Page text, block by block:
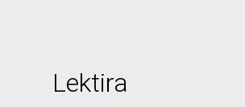
Lektira